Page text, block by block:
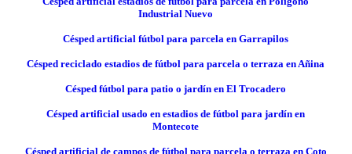
Industrial Nuevo
Césped artificial fútbol para parcela en Garrapilos
Césped reciclado estadios de fútbol para parcela o terraza en Añina
Césped fútbol para patio o jardín en El Trocadero
Césped artificial usado en estadios de fútbol para jardín en
Montecote
Césped artificial de campos de fútbol para parcela o terraza en Coto